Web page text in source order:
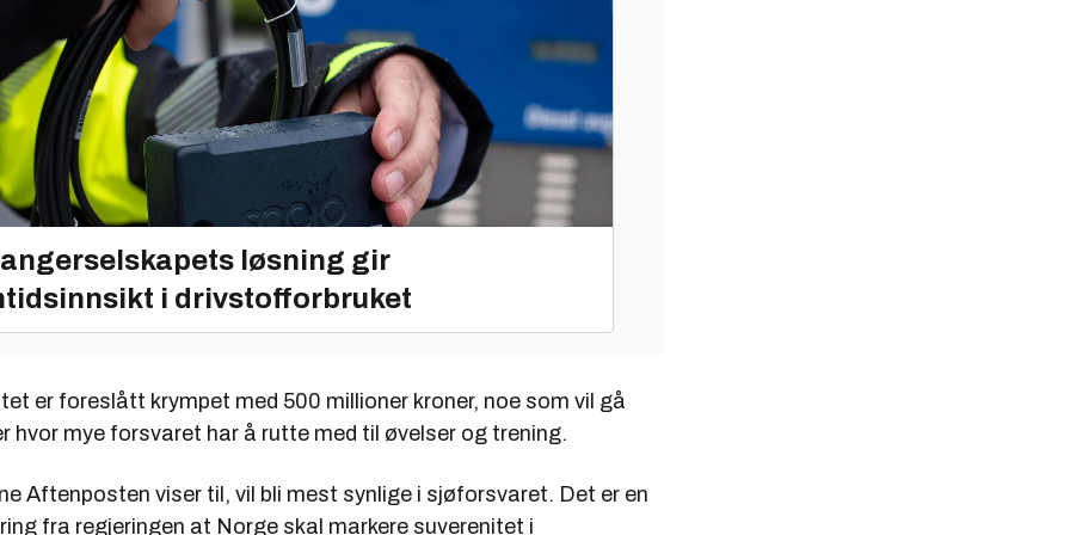
løsning gir
i drivstofforbruket
er foreslått krympet med 500 millioner kroner, noe som vil gå
hvor mye forsvaret har å rutte med til øvelser og trening.
Aftenposten viser til, vil bli mest synlige i sjøforsvaret. Det er en
fra regjeringen at Norge skal markere suverenitet i